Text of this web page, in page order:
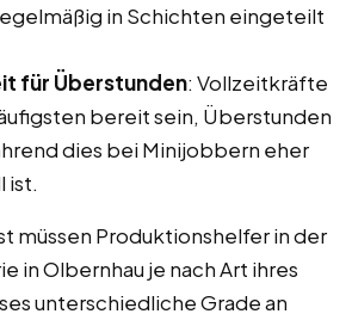
in Schichten eingeteilt
für Überstunden: Vollzeitkräfte
bereit sein, Überstunden
dies bei Minijobbern eher
ist.
müssen Produktionshelfer in der
in Olbernhau je nach Art ihres
unterschiedliche Grade an